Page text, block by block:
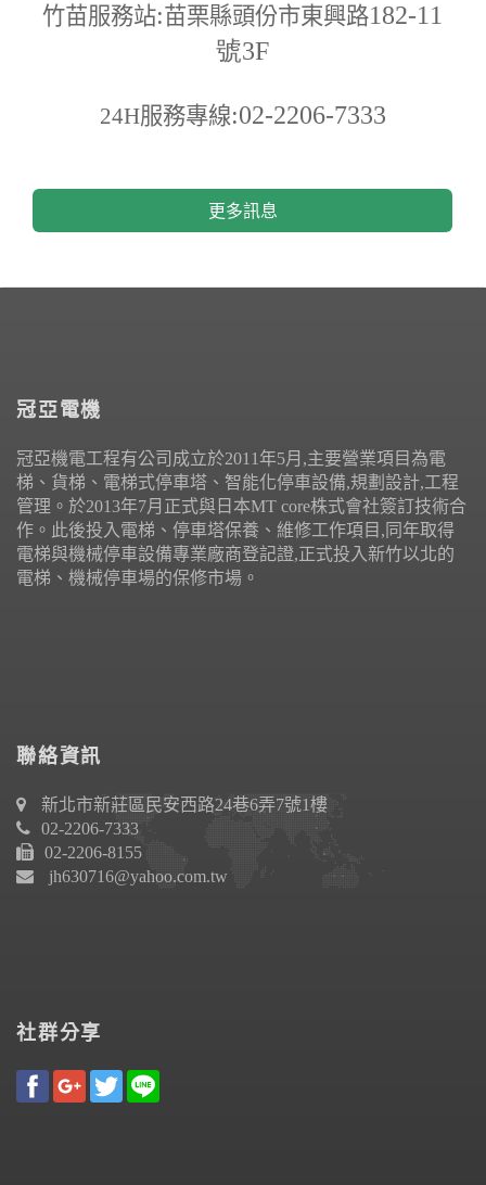
竹苗服務站:苗栗縣頭份市東興路182-11
號3F
24H服務專線:02-2206-7333
更多訊息
冠亞電機
冠亞機電工程有公司成立於2011年5月,主要營業項目為電
梯、貨梯、電梯式停車塔、智能化停車設備,規劃設計,工程
管理。於2013年7月正式與日本MT core株式會社簽訂技術合
作。此後投入電梯、停車塔保養、維修工作項目,同年取得
電梯與機械停車設備專業廠商登記證,正式投入新竹以北的
電梯、機械停車場的保修市場。
聯絡資訊
新北市新莊區民安西路24巷6弄7號1樓
02-2206-7333
02-2206-8155
jh630716@yahoo.com.tw
社群分享